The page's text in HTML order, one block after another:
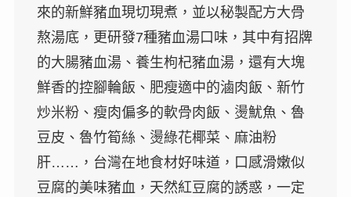
來的新鮮豬血現切現煮，並以秘製配方大骨
熬湯底，更研發7種豬血湯口味，其中有招牌
的大腸豬血湯、養生枸杞豬血湯，還有大塊
鮮香的控腳輪飯、肥瘦適中的滷肉飯、新竹
炒米粉、瘦肉偏多的軟骨肉飯、燙魷魚、魯
豆皮、魯竹筍絲、燙綠花椰菜、麻油粉
肝……，台灣在地食材好味道，口感滑嫩似
豆腐的美味豬血，天然紅豆腐的誘惑，一定